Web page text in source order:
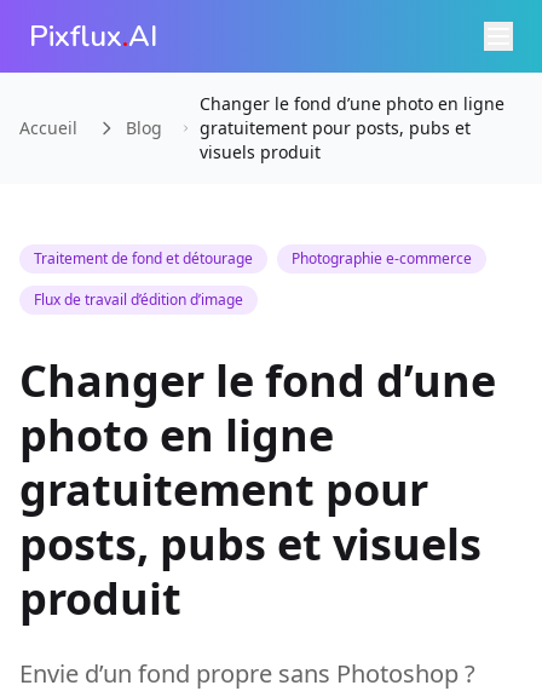
Pixflux.AI
Accueil Blog
Changer le fond d’une photo en ligne
gratuitement pour posts, pubs et
visuels produit
Traitement de fond et détourage
Photographie e-commerce
Flux de travail d’édition d’image
Changer le fond d’une
photo en ligne
gratuitement pour
posts, pubs et visuels
produit
Envie d’un fond propre sans Photoshop ?